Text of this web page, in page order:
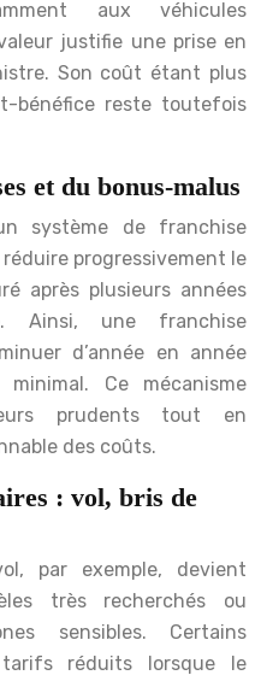
aux véhicules
justifie une prise en
Son coût étant plus
bénéfice reste toutefois
et du bonus-malus
système de franchise
progressivement le
après plusieurs années
Ainsi, une franchise
d’année en année
Ce mécanisme
prudents tout en
des coûts.
: vol, bris de
par exemple, devient
très recherchés ou
sensibles. Certains
réduits lorsque le